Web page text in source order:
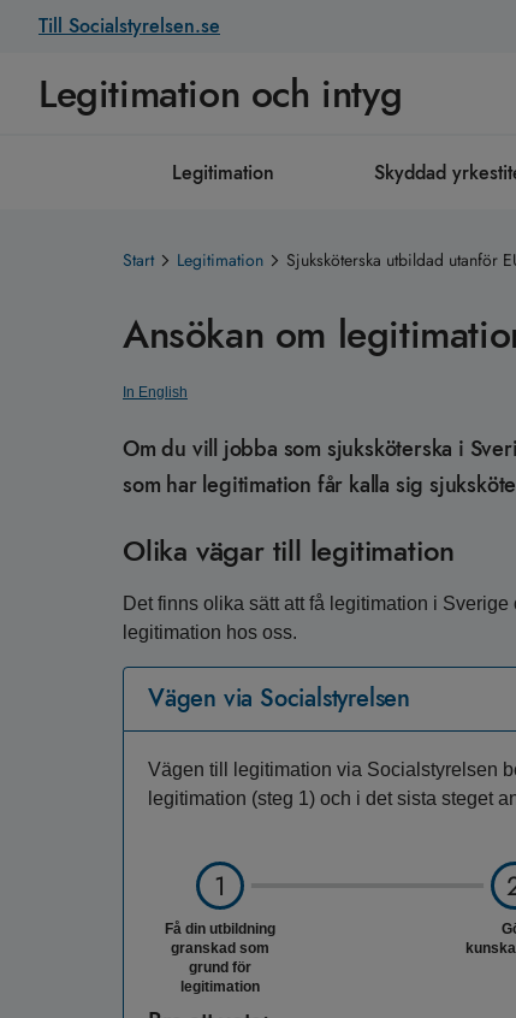
Till Socialstyrelsen.se
Legitimation och intyg
Legitimation Skyddad
Start Legitimation Sjuksköterska utbildad utanför
Ansökan om
In English
Om du vill jobba som sjuksköterska i
som har legitimation får kalla sig
Olika vägar till legitimation
Det finns olika sätt att få legitimation i
legitimation hos oss.
Vägen via Socialstyrelsen
Vägen till legitimation via Socialstyrelsen
legitimation (steg 1) och i det sista steget
Få din utbildning
granskad som
grund för
legitimation